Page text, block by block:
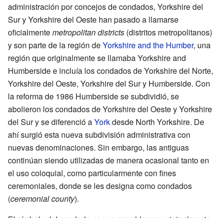
administración por concejos de condados, Yorkshire del
Sur y Yorkshire del Oeste han pasado a llamarse
oficialmentemetropolitan districts (distritos metropolitanos)
y son parte de la región deYorkshire and the Humber, una
región que originalmente se llamabaYorkshire and
Humbersidee incluía los condados de Yorkshire del Norte,
Yorkshire del Oeste, Yorkshire del Sur y Humberside. Con
la reforma de 1986 Humberside se subdividió, se
abolieron los condados de Yorkshire del Oeste y Yorkshire
del Sur y se diferenció aYorkdesde North Yorkshire. De
ahí surgió esta nueva subdivisión administrativa con
nuevas denominaciones. Sin embargo, las antiguas
continúan siendo utilizadas de manera ocasional tanto en
el uso coloquial, como particularmente con fines
ceremoniales, donde se les designa como condados
(ceremonial county).